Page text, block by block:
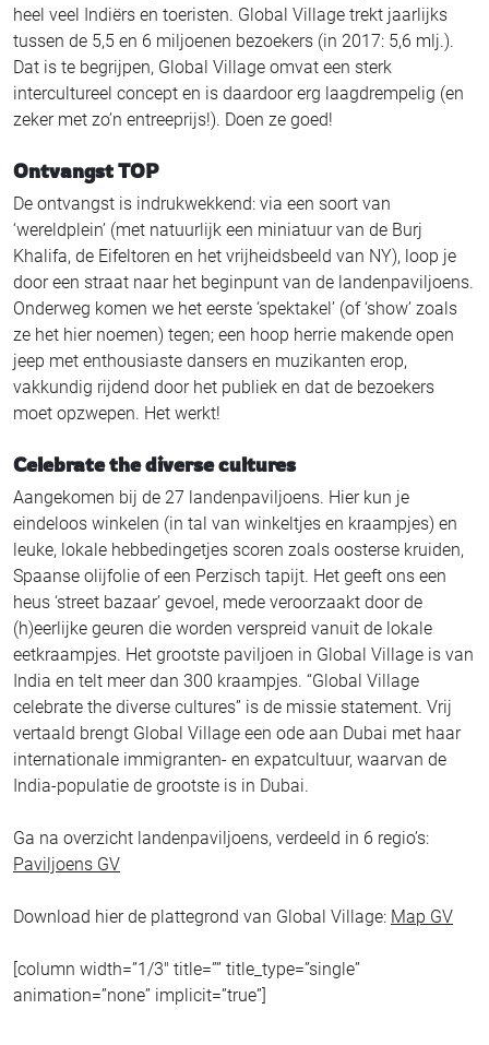
heel veel Indiërs en toeristen. Global Village trekt jaarlijks
tussen de 5,5 en 6 miljoenen bezoekers (in 2017: 5,6 mlj.).
Dat is te begrijpen, Global Village omvat een sterk
intercultureel concept en is daardoor erg laagdrempelig (en
zeker met zo’n entreeprijs!). Doen ze goed!
Ontvangst TOP
De ontvangst is indrukwekkend: via een soort van
‘wereldplein’ (met natuurlijk een miniatuur van de Burj
Khalifa, de Eifeltoren en het vrijheidsbeeld van NY), loop je
door een straat naar het beginpunt van de landenpaviljoens.
Onderweg komen we het eerste ‘spektakel’ (of ‘show’ zoals
ze het hier noemen) tegen; een hoop herrie makende open
jeep met enthousiaste dansers en muzikanten erop,
vakkundig rijdend door het publiek en dat de bezoekers
moet opzwepen. Het werkt!
Celebrate the diverse cultures
Aangekomen bij de 27 landenpaviljoens. Hier kun je
eindeloos winkelen (in tal van winkeltjes en kraampjes) en
leuke, lokale hebbedingetjes scoren zoals oosterse kruiden,
Spaanse olijfolie of een Perzisch tapijt. Het geeft ons een
heus ‘street bazaar’ gevoel, mede veroorzaakt door de
(h)eerlijke geuren die worden verspreid vanuit de lokale
eetkraampjes. Het grootste paviljoen in Global Village is van
India en telt meer dan 300 kraampjes. “Global Village
celebrate the diverse cultures” is de missie statement. Vrij
vertaald brengt Global Village een ode aan Dubai met haar
internationale immigranten- en expatcultuur, waarvan de
India-populatie de grootste is in Dubai.
Ga na overzicht landenpaviljoens, verdeeld in 6 regio’s:
Paviljoens GV
Download hier de plattegrond van Global Village: Map GV
[column width=”1/3″ title=”” title_type=”single”
animation=”none” implicit=”true”]